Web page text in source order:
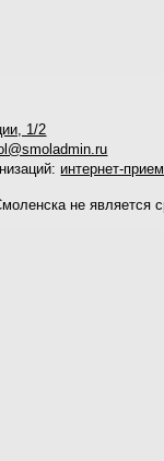
1/2
интернет-
не является